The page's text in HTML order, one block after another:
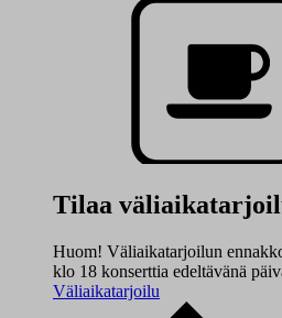
Tilaa
Huom! Väliaikatarjoilun
klo 18 konserttia edeltävänä
Väliaikatarjoilu